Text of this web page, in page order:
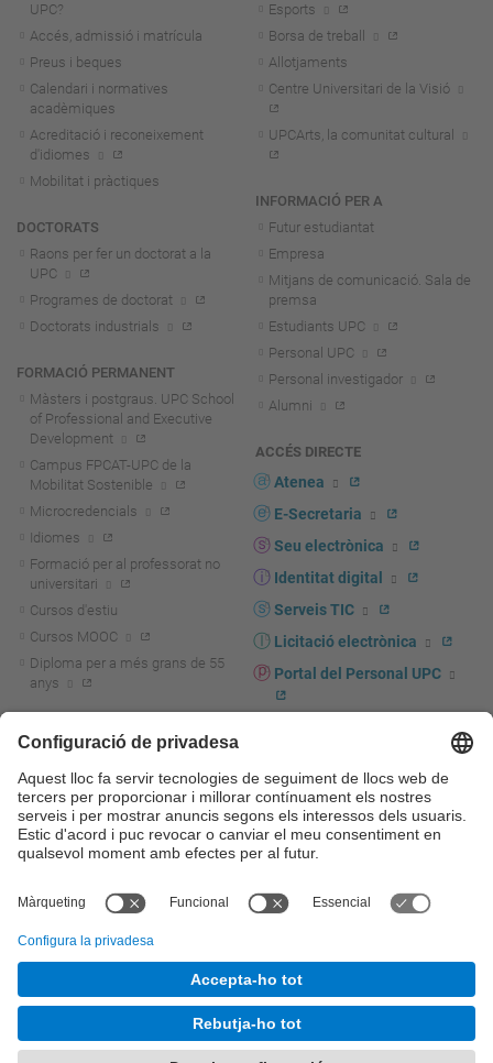
UPC?
Accés, admissió i matrícula
Preus i beques
Calendari i normatives
acadèmiques
Acreditació i reconeixement
d'idiomes
Mobilitat i pràctiques
DOCTORATS
Raons per fer un doctorat a la
UPC
Programes de doctorat
Doctorats industrials
FORMACIÓ PERMANENT
Màsters i postgraus. UPC School
of Professional and Executive
Development
Campus FPCAT-UPC de la
Mobilitat Sostenible
Microcredencials
Idiomes
Formació per al professorat no
universitari
Cursos d'estiu
Cursos MOOC
Diploma per a més grans de 55
anys
Actualitat R+D+I
La recerca a la UPC
La transferència, l'emprenedoria i
la innovació a la UPC
Foment i suport a la recerca
transferència, l'emprenedoria i la
Serveis per a empreses
Esports
Borsa de treball
Allotjaments
Centre Universitari de la Visió
UPCArts, la comunitat cultural
INFORMACIÓ PER A
Futur estudiantat
Empresa
Mitjans de comunicació. Sala de
premsa
Estudiants UPC
Personal UPC
Personal investigador
Alumni
ACCÉS DIRECTE
Atenea
E-Secretaria
Seu electrònica
Identitat digital
Serveis TIC
Licitació electrònica
Portal del Personal UPC
UPCshop, marxandatge
Sala de premsa
Seguretat i salut
Autoprotecció i emergències
© UPC Universitat Politècnica de Catalunya - BarcelonaTech